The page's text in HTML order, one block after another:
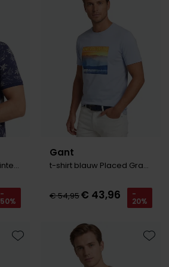
polo donkerblauw Printed Polo 2-knoops
-
50%
Toevoegen aan favorieten
Gant
t-shirt blauw Placed Graphic
€ 54,95€ 43,96 -
20%
Toevoegen aan favorieten